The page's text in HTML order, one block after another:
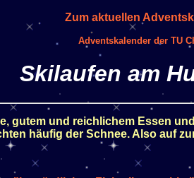
Zum aktuellen
Adventskalender der TU
Skilaufen am
gutem und reichlichem Essen
häufig der Schnee. Also auf